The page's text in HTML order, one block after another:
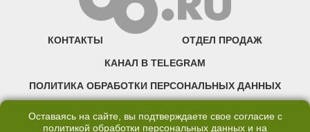
КОНТАКТЫ ОТДЕЛ ПРОДАЖ
КАНАЛ В TELEGRAM
ПОЛИТИКА ОБРАБОТКИ ПЕРСОНАЛЬНЫХ ДАННЫХ
Оставаясь на сайте, вы подтверждаете свое согласие с
политикой обработки персональных данных и на